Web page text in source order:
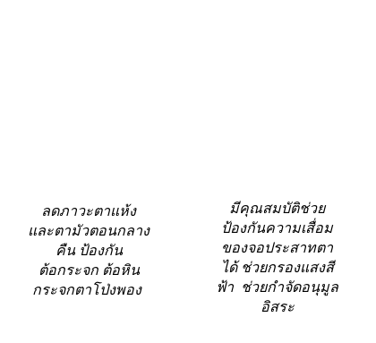
มีคุณสมบัติช่วย
ป้องกันความเสื่อม
ของจอประสาทตา
ได้ ช่วยกรองแสงสี
ฟ้า ช่วยกำจัดอนุมูล
อิสระ
ลดภาวะตาแห้ง
และตามัวตอนกลาง
คืน ป้องกัน
ต้อกระจก ต้อหิน
กระจกตาโป่งพอง